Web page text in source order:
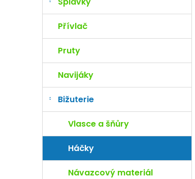
Přívlač
Pruty
Navijáky
Bižuterie
Vlasce a šňůry
Háčky
Návazcový materiál